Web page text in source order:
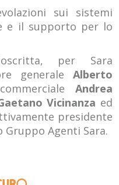
sui sistemi
e il supporto per lo
per Sara
generale Alberto
Andrea
Vicinanza ed
presidente
Gruppo Agenti Sara.